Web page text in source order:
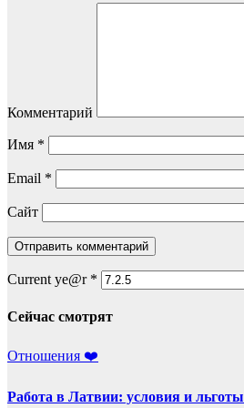
Комментарий
Имя *
Email *
Сайт
Current ye@r *
Сейчас смотрят
Отношения ❤️
Работа в Латвии: условия и льготы